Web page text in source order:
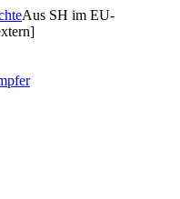
Aus SH im EU-